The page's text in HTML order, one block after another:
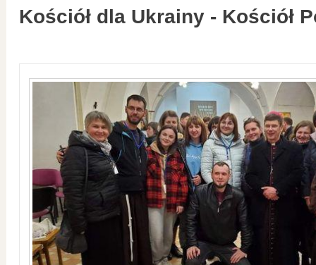
Kościół dla Ukrainy - Kościół